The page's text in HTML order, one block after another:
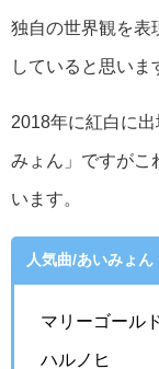
独自の世界観を表
していると思いま
2018年に紅白に
みょん」ですがこ
います。
人気曲/あいみょん
マリーゴール
ハルノヒ